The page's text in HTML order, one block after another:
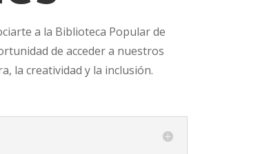
a la Biblioteca Popular de
de acceder a nuestros
la creatividad y la inclusión.